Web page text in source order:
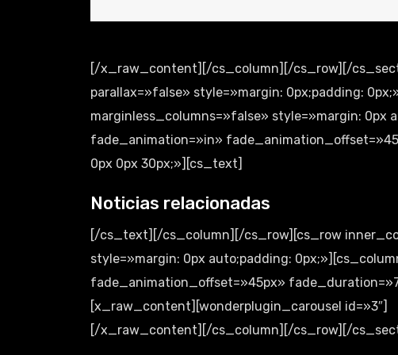
[/x_raw_content][/cs_column][/cs_row][/
parallax=»false» style=»margin: 0px;padding:
marginless_columns=»false» style=»margin: 0px
fade_animation=»in»
0px 0px 30px;»][cs_text]
Noticias relacionadas
[/cs_text][/cs_column][/cs_row][cs_row
style=»margin: 0px auto;padding:
fade_animation_offset=»45px»
[x_raw_content][wonderplugin_carousel id=»3″]
[/x_raw_content][/cs_column][/cs_row][/